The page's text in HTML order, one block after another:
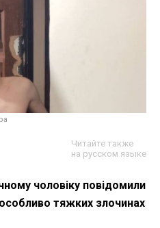
Читайте также
на русском языке
чоловіку повідомили
тяжких злочинах